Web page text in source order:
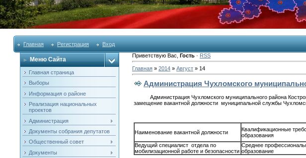
Главная Регистрация Вход
Меню Сайта
Главная страница
Выборы
Информация о районе
Реализация национальных
проектов
Администрация
Документы собрания депутатов
Общественный совет
Документы
Приветствую Вас Гость· RSS
Главная» 2014 » Август » 14
Администрация Чухломского
Администрация Чухломского муниципального района
замещение вакантной должности муниципальной службы
Наименование вакантной должности
Квалификационные
образования
Ведущий специалист отдела по
мобилизационной работе и безопасности
Среднее
образование